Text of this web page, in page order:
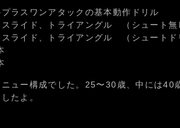
ラスワンアタックの基本動作ドリル
スライド、トライアングル （シュー
ライド、トライアングル （シュートド
ュー構成でした。25〜30歳、中には
たよ。